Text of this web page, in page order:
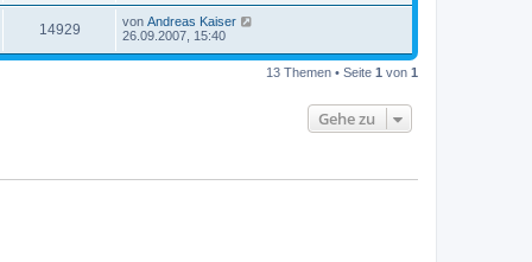
14929 von Andreas Kaiser
26.09.2007, 15:40
13 Themen • Seite 1 von 1
Gehe zu